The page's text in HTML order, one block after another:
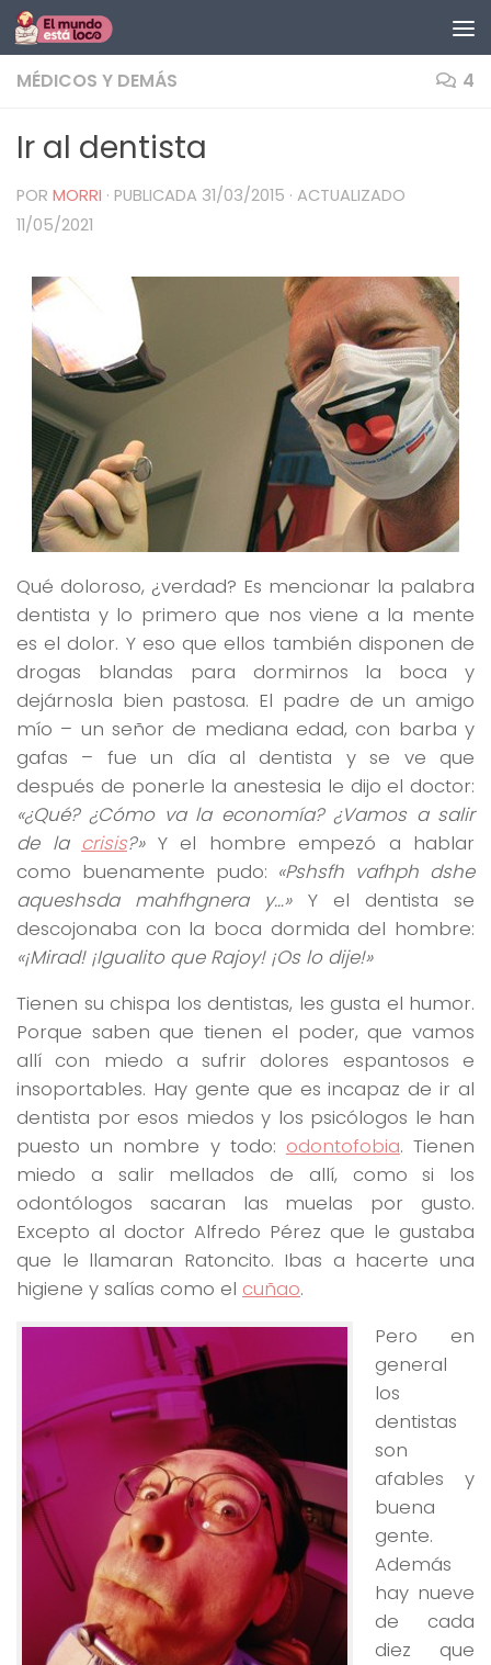
Saltar al contenido
MÉDICOS Y DEMÁS 4
Ir al dentista
POR MORRI · PUBLICADA 31/03/2015 · ACTUALIZADO
11/05/2021
Qué doloroso, ¿verdad? Es mencionar la palabra
dentista y lo primero que nos viene a la mente
es el dolor. Y eso que ellos también disponen de
drogas blandas para dormirnos la boca y
dejárnosla bien pastosa. El padre de un amigo
mío – un señor de mediana edad, con barba y
gafas – fue un día al dentista y se ve que
después de ponerle la anestesia le dijo el doctor:
«¿Qué? ¿Cómo va la economía? ¿Vamos a salir
de la crisis?»Y el hombre empezó a hablar
como buenamente pudo: «Pshsfh vafhph dshe
aqueshsda mahfhgnera y…»Y el dentista se
descojonaba con la boca dormida del hombre:
«¡Mirad! ¡Igualito que Rajoy! ¡Os lo dije!»
Tienen su chispa los dentistas, les gusta el humor.
Porque saben que tienen el poder, que vamos
allí con miedo a sufrir dolores espantosos e
insoportables. Hay gente que es incapaz de ir al
dentista por esos miedos y los psicólogos le han
puesto un nombre y todo: odontofobia. Tienen
miedo a salir mellados de allí, como si los
odontólogos sacaran las muelas por gusto.
Excepto al doctor Alfredo Pérez que le gustaba
que le llamaran Ratoncito. Ibas a hacerte una
higiene y salías como el cuñao.
Pero en
general
los
dentistas
son
afables y
buena
gente.
Además
hay nueve
de cada
diez que